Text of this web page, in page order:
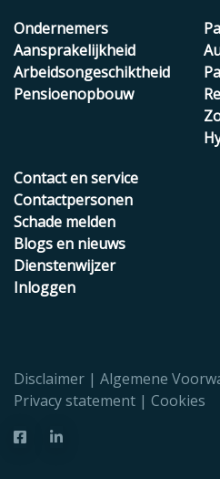
Ondernemers
Aansprakelijkheid
Arbeidsongeschiktheid
Pensioenopbouw
Contact en service
Contactpersonen
Schade melden
Blogs en nieuws
Dienstenwijzer
Inloggen
Disclaimer
Algemene
Privacy statement
Cookies